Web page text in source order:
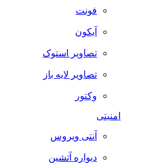
فونت
آیکون
تصاویر استوک
تصاویر لایه باز
وکتور
امنیتی
آنتی ویروس
دیواره آتشین